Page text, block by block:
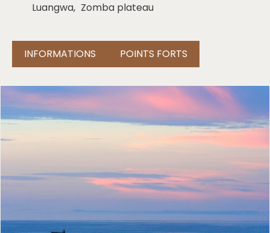
❮ ❯
Luangwa, Zomba plateau
INFORMATIONS POINTS FORTS